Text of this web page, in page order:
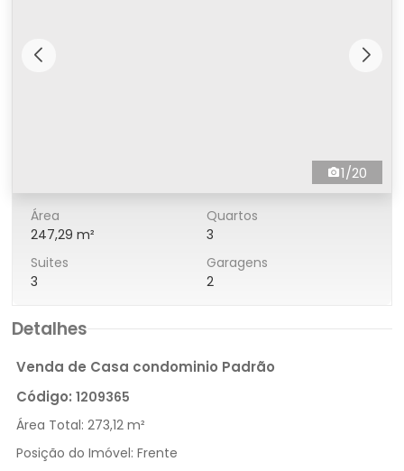
1/20
Área
247,29 m²
Quartos
3
Suites
3
Garagens
2
Detalhes
Venda de Casa condominio Padrão
Código: 1209365
Área Total: 273,12 m²
Posição do Imóvel: Frente